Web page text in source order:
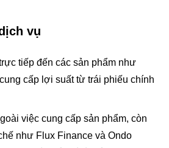
vụ
tiếp đến các sản phẩm như
cấp lợi suất từ trái phiếu chính
việc cung cấp sản phẩm, còn
như Flux Finance và Ondo